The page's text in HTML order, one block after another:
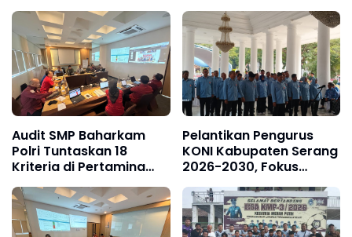
Audit SMP Baharkam
Polri Tuntaskan 18
Kriteria di Pertamina
Jabar
Pelantikan Pengurus
KONI Kabupaten Serang
2026-2030, Fokus
Hadapi Porprov Banten